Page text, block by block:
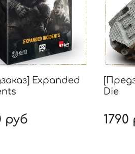
Expanded
руб
Die
1790